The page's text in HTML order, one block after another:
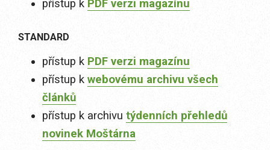
přístup k PDF verzi magazínu
STANDARD
přístup k PDF verzi magazínu
přístup k webovému archivu všech
článků
přístup k archivu týdenních přehledů
novinek Moštárna